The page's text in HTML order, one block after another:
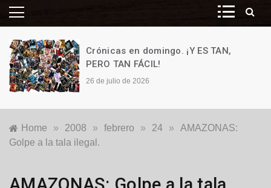
Crónicas en domingo. ¡Y ES TAN,
PERO TAN FÁCIL!
26 de julio de 2026
Home » 2008 » febrero » 24 »
AMAZONAS:
Golpe a la tala ilegal.
Locales